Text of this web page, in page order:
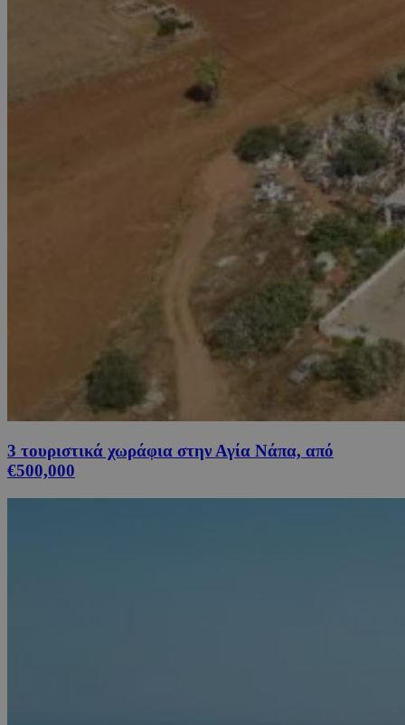
3 τουριστικά χωράφια στην Αγία Νάπα, από
€500,000